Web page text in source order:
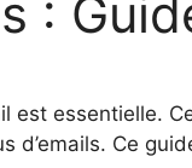
:
est essentielle.
d’emails. Ce